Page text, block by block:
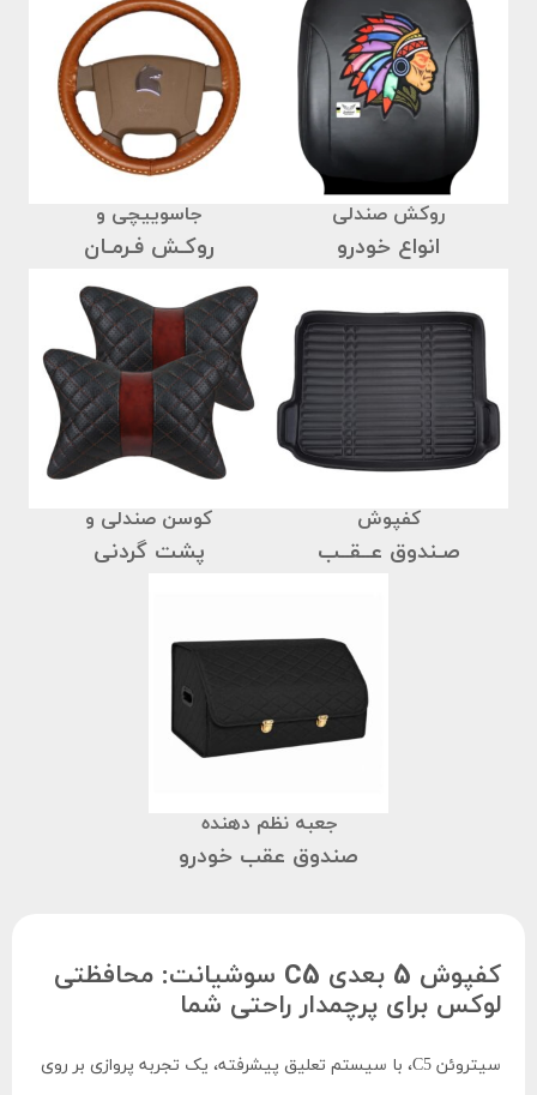
روکش صندلی
انواع خودرو
جاسوییچی و
روکـش فـرمـان
کفپوش
صـندوق عــقــب
کوسن صندلی و
پشت گردنی
جعبه نظم دهنده
صندوق عقب خودرو
کفپوش 5 بعدی C5 سوشیانت: محافظتی
لوکس برای پرچمدار راحتی شما
سیتروئن C5، با سیستم تعلیق پیشرفته، یک تجربه پروازی بر روی